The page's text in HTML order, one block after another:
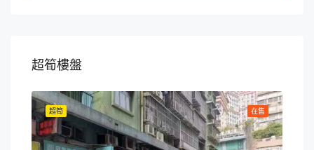
超筍樓盤
在售
超筍